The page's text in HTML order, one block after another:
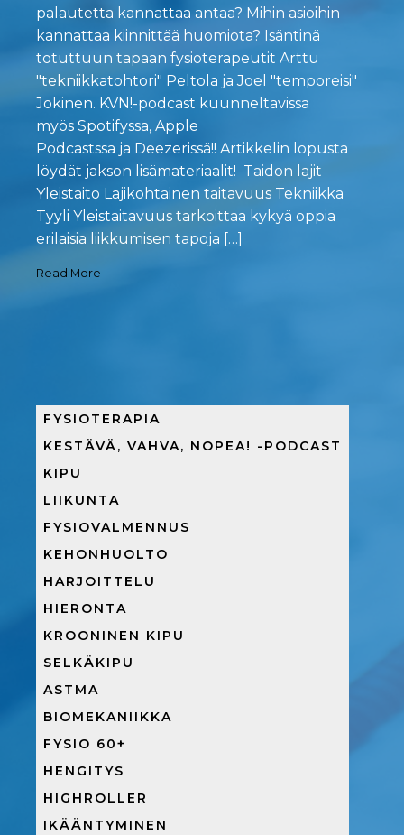
palautetta kannattaa antaa? Mihin asioihin
kannattaa kiinnittää huomiota? Isäntinä
totuttuun tapaan fysioterapeutit Arttu
"tekniikkatohtori" Peltola ja Joel "temporeisi"
Jokinen. KVN!-podcast kuunneltavissa
myös Spotifyssa, Apple
Podcastssa ja Deezerissä!! Artikkelin lopusta
löydät jakson lisämateriaalit! Taidon lajit
Yleistaito Lajikohtainen taitavuus Tekniikka
Tyyli Yleistaitavuus tarkoittaa kykyä oppia
erilaisia liikkumisen tapoja […]
Read More
FYSIOTERAPIA
KESTÄVÄ, VAHVA, NOPEA! -PODCAST
KIPU
LIIKUNTA
FYSIOVALMENNUS
KEHONHUOLTO
HARJOITTELU
HIERONTA
KROONINEN KIPU
SELKÄKIPU
ASTMA
BIOMEKANIIKKA
FYSIO 60+
HENGITYS
HIGHROLLER
IKÄÄNTYMINEN